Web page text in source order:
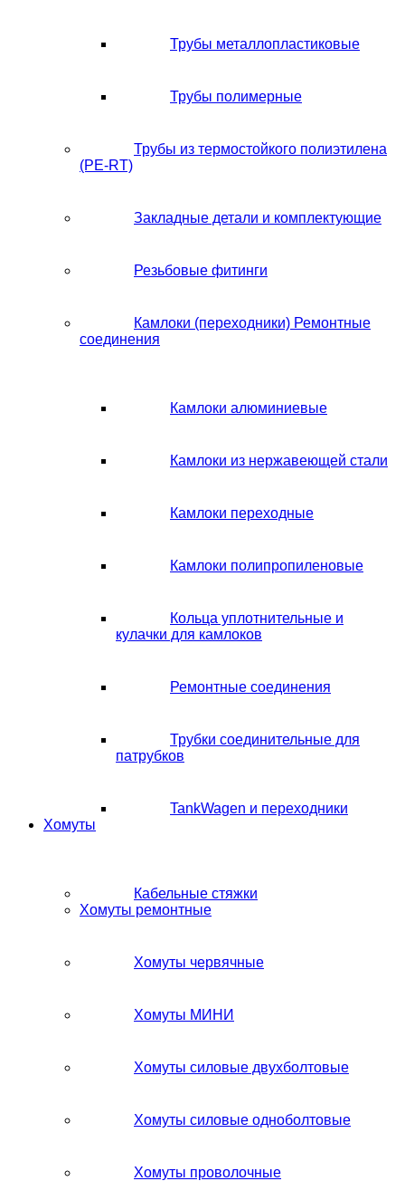
Трубы металлопластиковые
Трубы полимерные
Трубы из термостойкого полиэтилена
(PE-RT)
Закладные детали и комплектующие
Резьбовые фитинги
Камлоки (переходники) Ремонтные
соединения
Камлоки алюминиевые
Камлоки из нержавеющей стали
Камлоки переходные
Камлоки полипропиленовые
Кольца уплотнительные и
кулачки для камлоков
Ремонтные соединения
Трубки соединительные для
патрубков
TankWagen и переходники
Хомуты
Кабельные стяжки
Хомуты ремонтные
Хомуты червячные
Хомуты МИНИ
Хомуты силовые двухболтовые
Хомуты силовые одноболтовые
Хомуты проволочные